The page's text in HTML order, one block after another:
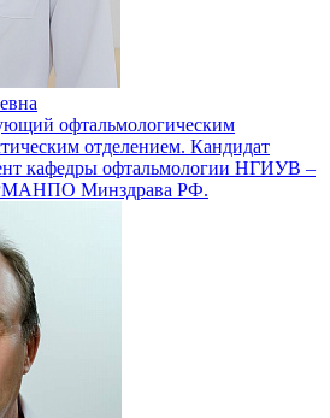
офтальмологическим
отделением. Кандидат
кафедры офтальмологии НГИУВ –
Минздрава РФ.